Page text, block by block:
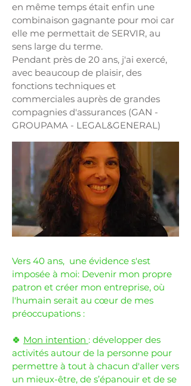
en même temps était enfin une
combinaison gagnante pour moi car
elle me permettait de SERVIR, au
sens large du terme.
Pendant près de 20 ans, j'ai exercé,
avec beaucoup de plaisir, des
fonctions techniques et
commerciales auprès de grandes
compagnies d'assurances (GAN -
GROUPAMA - LEGAL&GENERAL)
Vers 40 ans, une évidence s'est
imposée à moi: Devenir mon propre
patron et créer mon entreprise, où
l'humain serait au cœur de mes
préoccupations :
🍀 Mon intention : développer des
activités autour de la personne pour
permettre à tout à chacun d'aller vers
un mieux-être, de s’épanouir et de se